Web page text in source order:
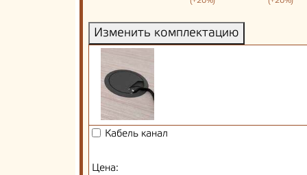
Изменить комплектацию
Кабель канал
Цена: